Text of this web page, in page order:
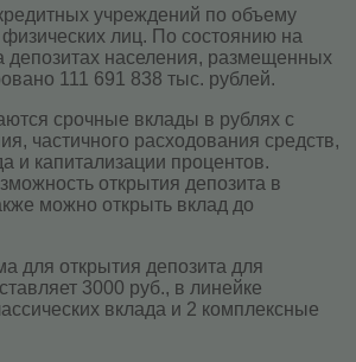
учреждений по объему
лиц. По состоянию на
депозитах населения, размещенных
111 691 838 тыс. рублей.
срочные вклады в рублях с
частичного расходования средств,
и капитализации процентов.
открытия депозита в
можно открыть вклад до
для открытия депозита для
3000 руб., в линейке
вклада и 2 комплексные